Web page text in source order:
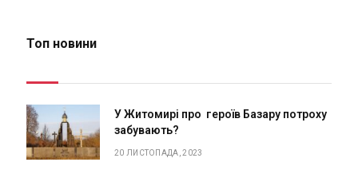
Топ новини
У Житомирі про героїв Базару потроху
забувають?
20 ЛИСТОПАДА, 2023